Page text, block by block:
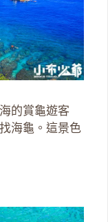
的賞龜遊客
海龜。這景色